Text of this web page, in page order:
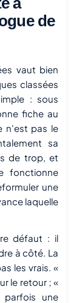
de
vaut bien
classées
: sous
fiche au
n'est pas le
sa
de trop, et
fonctionne
une
laquelle
défaut : il
à côté. La
les vrais. «
le retour ; «
une